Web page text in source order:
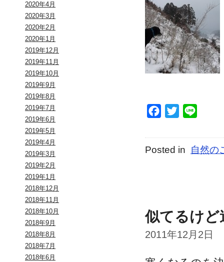
2020年4月
2020年3月
2020年2月
2020年1月
2019年12月
2019年11月
2019年10月
2019年9月
2019年8月
2019年7月
2019年6月
2019年5月
2019年4月
2019年3月
2019年2月
2019年1月
2018年12月
2018年11月
2018年10月
2018年9月
2018年8月
2018年7月
2018年6月
Facebook
Twitter
Posted in 自然の
似てるけど
2011年12月2日